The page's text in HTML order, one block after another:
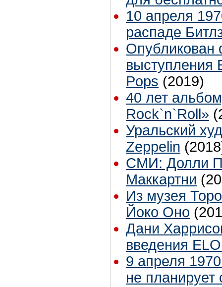
10 апреля
распаде
Опубликован
выступления
Pops (2019)
40 лет
Rock`n`Roll»
Уральский
Zeppelin
СМИ: Долли
Маккартни
Из музея
Йоко Оно
Дани
введения
9 апреля
не